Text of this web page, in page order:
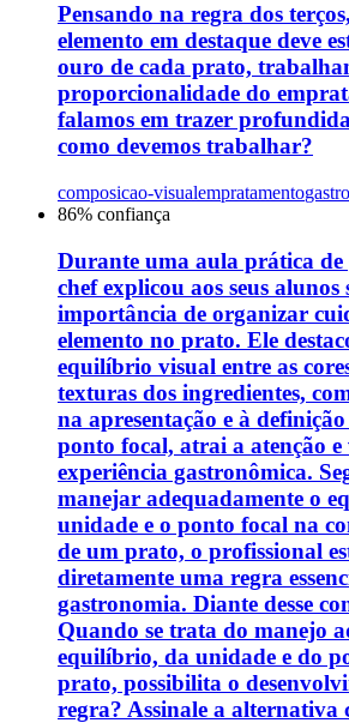
Pensando na regra dos
elemento em destaque deve
ouro de cada prato,
proporcionalidade do
falamos em trazer
como devemos trabalhar?
composicao-visualempratamento
86% confiança
Durante uma aula prática de
chef explicou aos seus alunos
importância de organizar
elemento no prato. Ele
equilíbrio visual entre as
texturas dos ingredientes,
na apresentação e à
ponto focal, atrai a atenção
experiência gastronômica.
manejar adequadamente o
unidade e o ponto focal na
de um prato, o profissional
diretamente uma regra
gastronomia. Diante desse
Quando se trata do manejo
equilíbrio, da unidade e do
prato, possibilita o
regra? Assinale a alternativa